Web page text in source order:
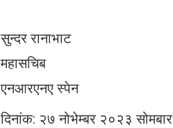
सुन्दर रानाभाट
महासचिब
एनआरएनए स्पेन
दिनांक: २७ नोभेम्बर २०२३ सोमबार